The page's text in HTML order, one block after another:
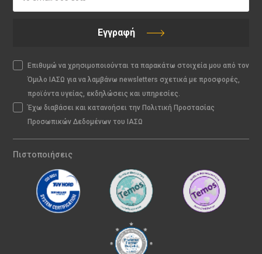
Εγγραφή
Επιθυμώ να χρησιμοποιούνται τα παρακάτω στοιχεία μου από τον
Όμιλο ΙΑΣΩ για να λαμβάνω newsletters σχετικά με προσφορές,
προϊόντα υγείας, εκδηλώσεις και υπηρεσίες.
Έχω διαβάσει και κατανοήσει την Πολιτική Προστασίας
Προσωπικών Δεδομένων του ΙΑΣΩ
Πιστοποιήσεις